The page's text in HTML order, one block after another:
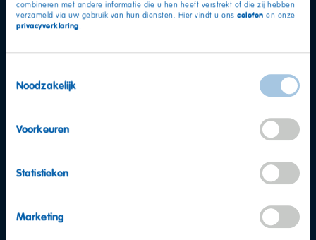
combineren met andere informatie die u hen heeft verstrekt of die zij hebben
verzameld via uw gebruik van hun diensten. Hier vindt u ons colofon en onze
privacyverklaring.
Noodzakelijk
Voorkeuren
Statistieken
Marketing